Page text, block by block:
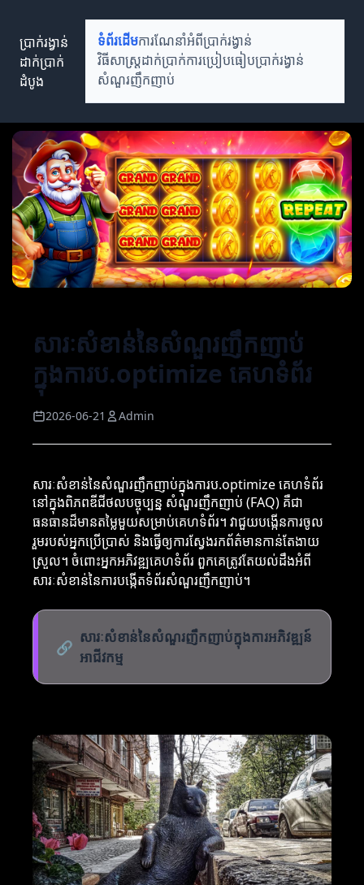
ប្រាក់រង្វាន់
ដាក់ប្រាក់
ដំបូង
ទំព័រដើមការណែនាំអំពីប្រាក់រង្វាន់
វិធីសាស្ត្រដាក់ប្រាក់ការប្រៀបធៀបប្រាក់រង្វាន់
សំណួរញឹកញាប់
សារៈសំខាន់នៃសំណួរញឹកញាប់
ក្នុងការប.optimize គេហទំព័រ
2026-06-21 Admin
សារៈសំខាន់នៃសំណួរញឹកញាប់ក្នុងការប.optimize គេហទំព័រ
នៅក្នុងពិភពឌីជីថលបច្ចុប្បន្ន សំណួរញឹកញាប់ (FAQ) គឺជា
ធនធានដ៏មានតម្លៃមួយសម្រាប់គេហទំព័រ។ វាជួយបង្កើនការចូល
រួមរបស់អ្នកប្រើប្រាស់ និងធ្វើឲ្យការស្វែងរកព័ត៌មានកាន់តែងាយ
ស្រួល។ ចំពោះអ្នកអភិវឌ្ឍគេហទំព័រ ពួកគេត្រូវតែយល់ដឹងអំពី
សារៈសំខាន់នៃការបង្កើតទំព័រសំណួរញឹកញាប់។
🔗
សារៈសំខាន់នៃសំណួរញឹកញាប់ក្នុងការអភិវឌ្ឍន៍
អាជីវកម្ម